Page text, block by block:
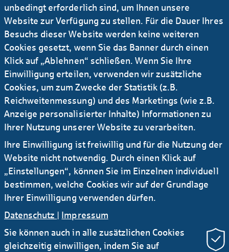
19.07.2022 #Presseinfo #Innovation ...
Digitale Benchmark-Transaktion – Helaba
platziert Konsortial­kredit erstmals über vc
trade
19.07.2021 #Presseinfo #Digitalisierung ...
Schuld­schein: Digi­ta­lisierung des ge­sam­ten
Le­bens­zyklus
17.04.2019 #Deal #Digitalisierung ...
BayernLB und Helaba arrangieren
Schuldschein für Deutsche Lufthansa AG
ausschließlich über vc trade
unbedingt erforderlich sind, um Ihnen unsere
Website zur Verfügung zu stellen. Für die Dauer Ihres
Besuchs dieser Website werden keine weiteren
Cookies gesetzt, wenn Sie das Banner durch einen
Klick auf „Ablehnen“ schließen. Wenn Sie Ihre
Einwilligung erteilen, verwenden wir zusätzliche
Cookies, um zum Zwecke der Statistik (z.B.
Reichweitenmessung) und des Marketings (wie z.B.
Anzeige personalisierter Inhalte) Informationen zu
Ihrer Nutzung unserer Website zu verarbeiten.
Ihre Einwilligung ist freiwillig und für die Nutzung der
Website nicht notwendig. Durch einen Klick auf
„Einstellungen“, können Sie im Einzelnen individuell
bestimmen, welche Cookies wir auf der Grundlage
Ihrer Einwilligung verwenden dürfen.
Datenschutz | Impressum
Sie können auch in alle zusätzlichen Cookies
gleichzeitig einwilligen, indem Sie auf